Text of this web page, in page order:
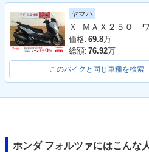
ヤマハ
価格: 69.8万
総額: 76.92万
このバイクと同じ車種を検索
ホンダ フォルツァにはこんな